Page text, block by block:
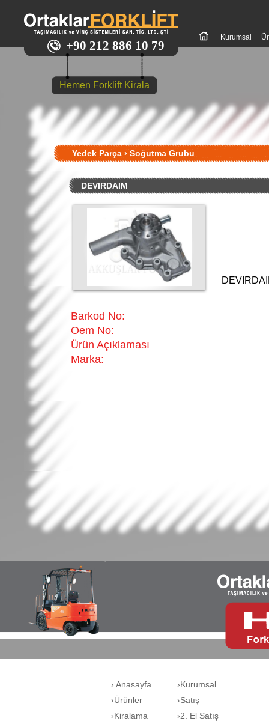
+90 212 886 10 79
Hemen Forklift Kirala
Kurumsal
Yedek Parça › Soğutma Grubu
DEVIRDAIM
Barkod No:
Oem No:
Ürün Açıklaması
Marka:
› Anasayfa
›Kurumsal
›Ürünler
›Satış
›Kiralama
›2. El Satış